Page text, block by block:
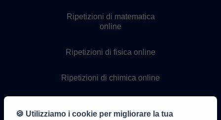
Ripetizioni di matematica
online
Ripetizioni di fisica online
Ripetizioni di chimica online
online
🍪 Utilizziamo i cookie per migliorare la tua